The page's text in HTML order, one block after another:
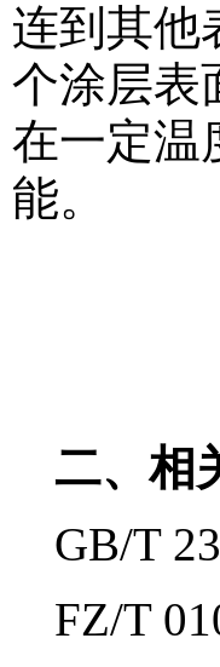
连到其他
个涂层表
在一定温
能。
二、相
GB/T
FZ/T